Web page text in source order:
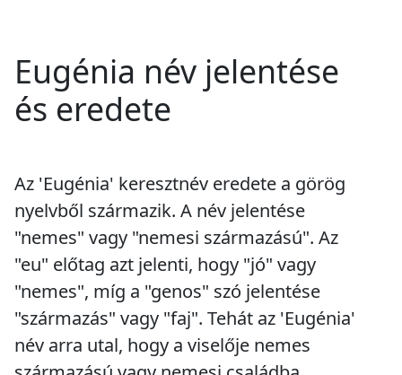
Eugénia név jelentése
és eredete
Az 'Eugénia' keresztnév eredete a görög
nyelvből származik. A név jelentése
"nemes" vagy "nemesi származású". Az
"eu" előtag azt jelenti, hogy "jó" vagy
"nemes", míg a "genos" szó jelentése
"származás" vagy "faj". Tehát az 'Eugénia'
név arra utal, hogy a viselője nemes